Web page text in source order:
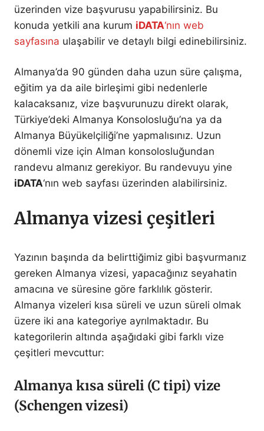
üzerinden vize başvurusu yapabilirsiniz. Bu
konuda yetkili ana kurum iDATA‘nın web
sayfasına ulaşabilir ve detaylı bilgi edinebilirsiniz.
Almanya’da 90 günden daha uzun süre çalışma,
eğitim ya da aile birleşimi gibi nedenlerle
kalacaksanız, vize başvurunuzu direkt olarak,
Türkiye’deki Almanya Konsolosluğu’na ya da
Almanya Büyükelçiliği’ne yapmalısınız. Uzun
dönemli vize için Alman konsolosluğundan
randevu almanız gerekiyor. Bu randevuyu yine
iDATA‘nın web sayfası üzerinden alabilirsiniz.
Almanya vizesi çeşitleri
Yazının başında da belirttiğimiz gibi başvurmanız
gereken Almanya vizesi, yapacağınız seyahatin
amacına ve süresine göre farklılık gösterir.
Almanya vizeleri kısa süreli ve uzun süreli olmak
üzere iki ana kategoriye ayrılmaktadır. Bu
kategorilerin altında aşağıdaki gibi farklı vize
çeşitleri mevcuttur:
Almanya kısa süreli (C tipi) vize
(Schengen vizesi)